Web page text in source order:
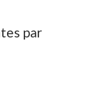
par